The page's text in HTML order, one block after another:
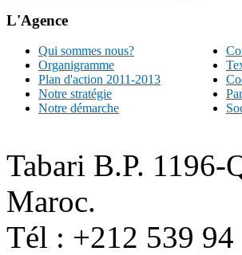
L'Agence
Qui sommes nous?
Organigramme
Plan d'action 2011-2013
Notre stratégie
Notre démarche
Tabari B.P.
Maroc.
Tél : +212 539